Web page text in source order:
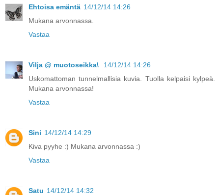
Ehtoisa emäntä 14/12/14 14:26
Mukana arvonnassa.
Vastaa
Vilja @ muotoseikka\
14/12/14 14:26
Uskomattoman tunnelmallisia kuvia. Tuolla kelpaisi kylpeä.
Mukana arvonnassa!
Vastaa
Sini 14/12/14 14:29
Kiva pyyhe :) Mukana arvonnassa :)
Vastaa
Satu 14/12/14 14:32